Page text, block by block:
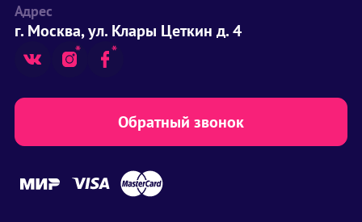
Адрес
г. Москва, ул. Клары Цеткин д. 4
Обратный звонок